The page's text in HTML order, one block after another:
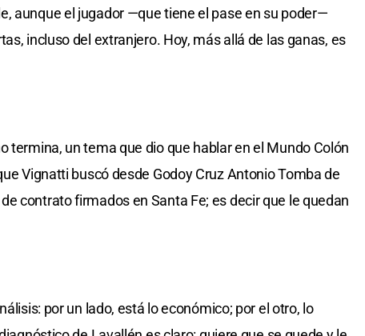
aunque el jugador —que tiene el pase en su poder—
incluso del extranjero. Hoy, más allá de las ganas, es
termina, un tema que dio que hablar en el Mundo Colón
Vignatti buscó desde Godoy Cruz Antonio Tomba de
contrato firmados en Santa Fe; es decir que le quedan
por un lado, está lo económico; por el otro, lo